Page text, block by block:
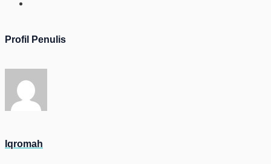
Profil Penulis
Iqromah